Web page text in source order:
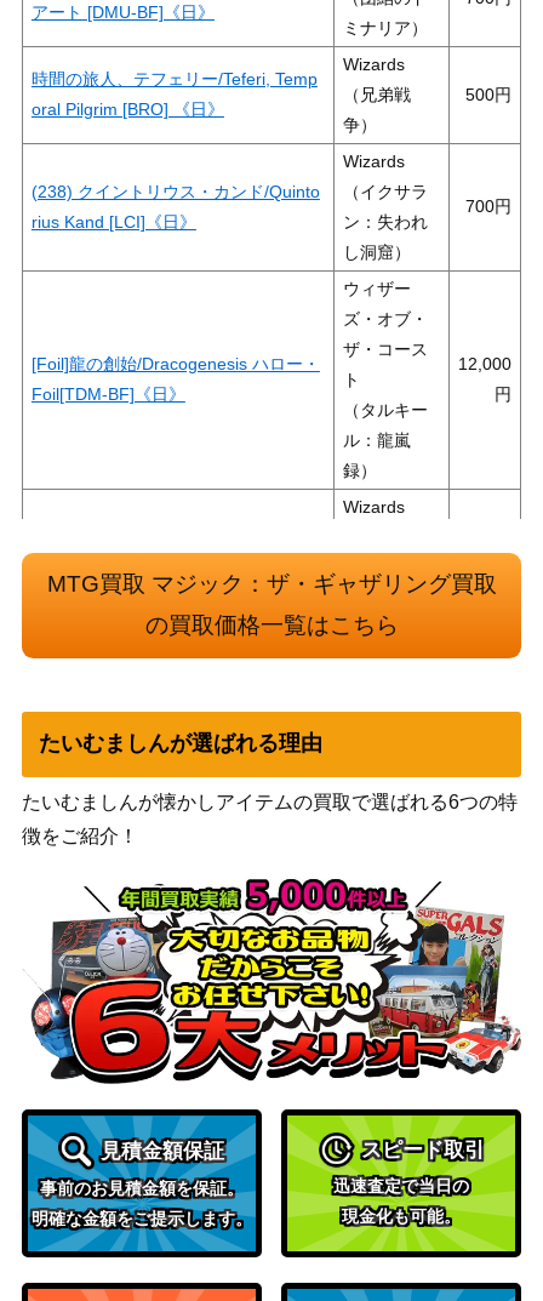
アート [DMU-BF]《日》
ミナリア）
時間の旅人、テフェリー/Teferi, Temp
oral Pilgrim [BRO] 《日》
Wizards
（兄弟戦
争）
500
(238) クイントリウス・カンド/Quinto
rius Kand [LCI]《日》
Wizards
（イクサラ
ン：失われ
し洞窟）
700
[Foil]龍の創始/Dracogenesis ハロー・
Foil[TDM-BF]《日》
ウィザー
ズ・オブ・
ザ・コース
ト
（タルキー
ル：龍嵐
録）
12,000
340 意志の力/Force of Wil[2XM-BF]
《日》
Wizards
ックストッ
パー）
22,000
血に飢えた征服者/Bloodthirsty Conqu
ウィザー
デーション
[Foil] セラの模範/Serra Paragon 拡張
アート [DMU-BF]《日》
Wizards
（団結のド
ミナリア）
精霊龍、ウギン/Ugin, the Spirit Drago
n【M21】
（基本セッ
ト2021）
1,800
LD】《日》
（カラデシ
ュ）
900
115 執念の徳目/Virtue of Persistence
[WOE]《日》
Wizards
（エルドレ
インの森）
1,000
MTG買取 マジック：ザ・ギャザリング買取
の買取価格一覧はこちら
たいむましんが選ばれる理由
たいむましんが懐かしアイテムの買取で選ばれる6つの特
徴をご紹介！
見積金額保証
事前のお見積金額を保証。
明確な金額をご提示します。
スピード取引
迅速査定で当日の
現金化も可能。